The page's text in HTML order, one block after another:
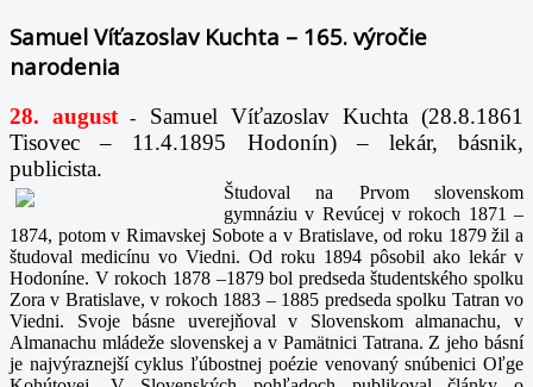
Samuel Víťazoslav Kuchta – 165. výročie
narodenia
28. august -
Samuel Víťazoslav Kuchta (28.8.1861
Tisovec – 11.4.1895 Hodonín) – lekár, básnik,
publicista.
Študoval na Prvom slovenskom
gymnáziu v Revúcej v rokoch 1871 –
1874, potom v Rimavskej Sobote a v Bratislave, od roku 1879 žil a
študoval medicínu vo Viedni. Od roku 1894 pôsobil ako lekár v
Hodoníne. V rokoch 1878 –1879 bol predseda študentského spolku
Zora v Bratislave, v rokoch 1883 – 1885 predseda spolku Tatran vo
Viedni. Svoje básne uverejňoval v Slovenskom almanachu, v
Almanachu mládeže slovenskej a v Pamätnici Tatrana. Z jeho básní
je najvýraznejší cyklus ľúbostnej poézie venovaný snúbenici Oľge